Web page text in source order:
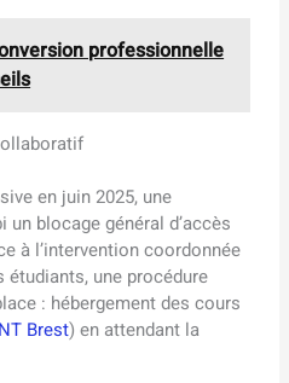
professionnelle
en juin 2025, une
blocage général d’accès
à l’intervention coordonnée
une procédure
: hébergement des cours
Brest) en attendant la